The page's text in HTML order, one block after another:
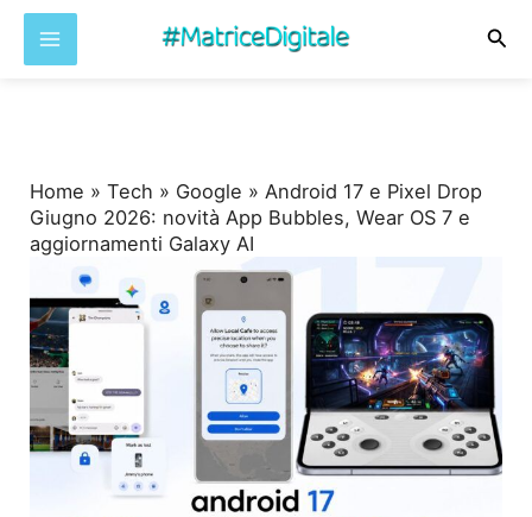
Home »Tech » Google »Android 17 e Pixel Drop
Giugno 2026: novità App Bubbles, Wear OS 7 e
aggiornamenti Galaxy AI